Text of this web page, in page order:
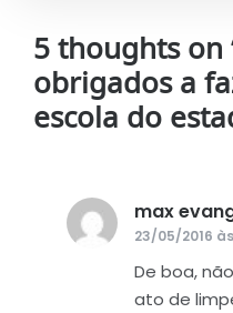
5 thoughts on
obrigados a
escola do
max
23/05/2016 às
De boa,
ato de